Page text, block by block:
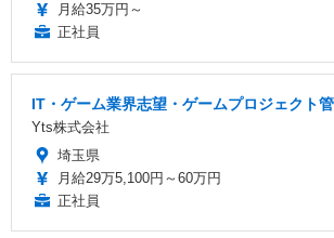
月給35万円～
正社員
IT・ゲーム業界志望・ゲームプロジェクト
Yts株式会社
埼玉県
月給29万5,100円～60万円
正社員